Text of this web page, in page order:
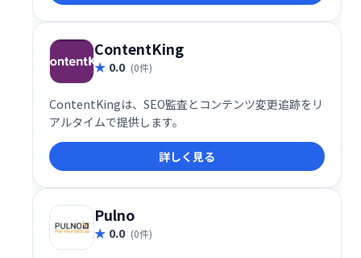
たプランを選択可能。手軽に始められるSEO対策ツー
ルとしておすすめです。
ContentKing
0.0 (0件)
ContentKingは、SEO監査とコンテンツ変更追跡をリ
アルタイムで提供します。
詳しく見る
Pulno
0.0 (0件)